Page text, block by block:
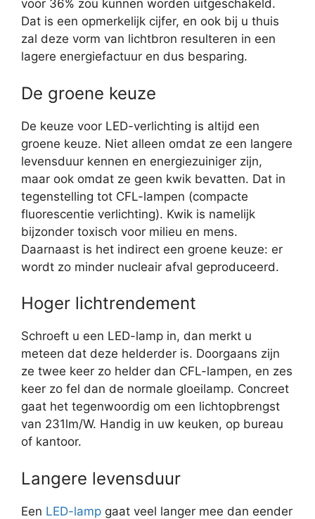
voor 36% zou kunnen worden uitgeschakeld.
Dat is een opmerkelijk cijfer, en ook bij u thuis
zal deze vorm van lichtbron resulteren in een
lagere energiefactuur en dus besparing.
De groene keuze
De keuze voor LED-verlichting is altijd een
groene keuze. Niet alleen omdat ze een langere
levensduur kennen en energiezuiniger zijn,
maar ook omdat ze geen kwik bevatten. Dat in
tegenstelling tot CFL-lampen (compacte
fluorescentie verlichting). Kwik is namelijk
bijzonder toxisch voor milieu en mens.
Daarnaast is het indirect een groene keuze: er
wordt zo minder nucleair afval geproduceerd.
Hoger lichtrendement
Schroeft u een LED-lamp in, dan merkt u
meteen dat deze helderder is. Doorgaans zijn
ze twee keer zo helder dan CFL-lampen, en zes
keer zo fel dan de normale gloeilamp. Concreet
gaat het tegenwoordig om een lichtopbrengst
van 231lm/W. Handig in uw keuken, op bureau
of kantoor.
Langere levensduur
Een LED-lamp gaat veel langer mee dan eender